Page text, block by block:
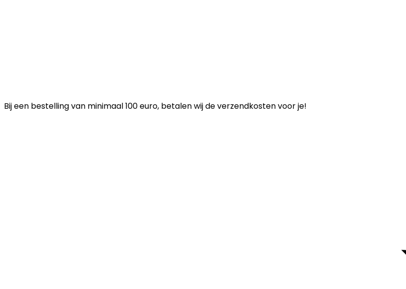
Bij een bestelling van minimaal 100 euro, betalen wij de verzendkosten voor je!